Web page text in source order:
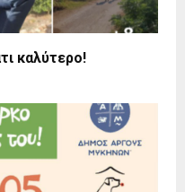
καλύτερο!